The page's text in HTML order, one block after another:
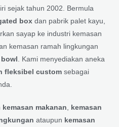
sejak tahun 2002. Bermula
box dan pabrik palet kayu,
sayap ke industri kemasan
kemasan ramah lingkungan
. Kami menyediakan aneka
fleksibel custom sebagai
kemasan makanan
kemasan
ataupun kemasan